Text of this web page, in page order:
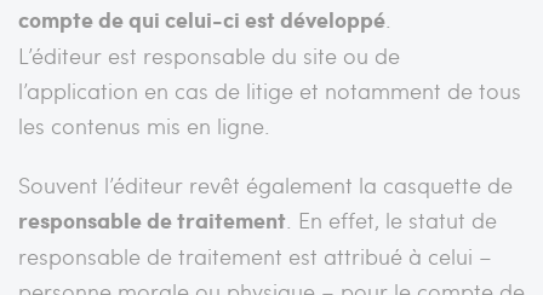
compte de qui celui-ci est développé
L’éditeur est responsable du site ou de
l’application en cas de litige et notamment de tous
les contenus mis en ligne.
Souvent l’éditeur revêt également la casquette de
responsable de traitement . En effet, le statut de
responsable de traitement est attribué à celui –